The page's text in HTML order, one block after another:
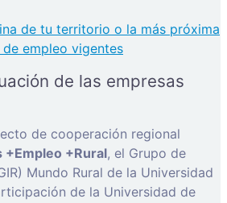
de tu territorio o la más próxima
empleo vigentes
de las empresas
de cooperación regional
+Empleo +Rural, el Grupo de
Mundo Rural de la Universidad
de la Universidad de